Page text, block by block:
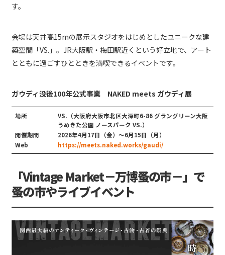
す。
会場は天井高15mの展示スタジオをはじめとしたユニークな建
築空間「VS.」。JR大阪駅・梅田駅近くという好立地で、アート
とともに過ごすひとときを満喫できるイベントです。
ガウディ没後100年公式事業 NAKED meets ガウディ展
場所
VS.（大阪府大阪市北区大深町6-86 グラングリーン大阪
うめきた公園 ノースパーク VS.）
開催期間
2026年4月17日（金）〜6月15日（月）
Web
https://meets.naked.works/gaudi/
「Vintage Market－万博蚤の市－」で
蚤の市やライブイベント